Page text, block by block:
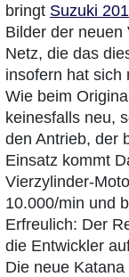
bringt Suzuki
Bilder der neuen
Netz, die das
insofern hat sich
Wie beim
keinesfalls neu,
den Antrieb, der
Einsatz kommt
Vierzylinder-
10.000/min und
Erfreulich: Der
die Entwickler
Die neue